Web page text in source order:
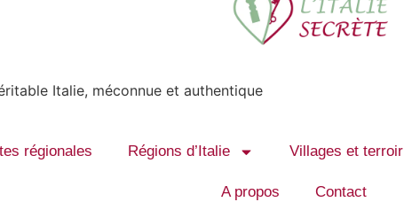
Italie, méconnue et authentique
régionales Régions d’Italie Villages et terroir
A propos Contact